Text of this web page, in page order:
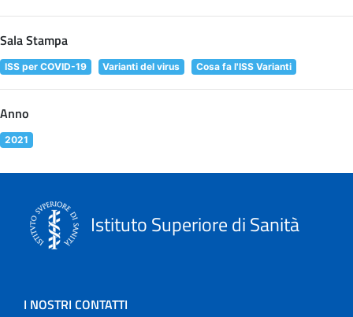
Sala Stampa
ISS per COVID-19 Varianti del virus Cosa fa l'ISS Varianti
Anno
2021
Istituto Superiore di Sanità
I NOSTRI CONTATTI